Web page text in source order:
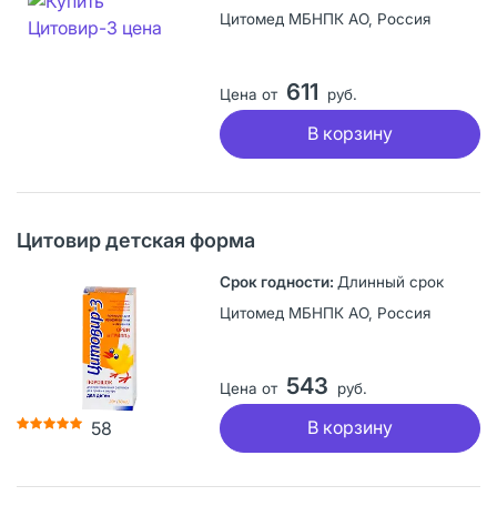
Цитомед МБНПК АО, Россия
Цена от 611 руб.
В корзину
Цитовир детская форма
58
Длинный срок
Цитомед МБНПК АО, Россия
Цена от 543 руб.
В корзину